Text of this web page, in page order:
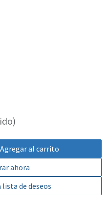
Agregar al carrito
ahora
de deseos